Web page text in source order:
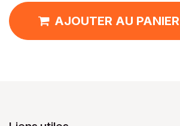
AJOUTER AU PANIER